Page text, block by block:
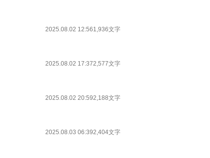
2025.08.02 12:561,936文字
2025.08.02 17:372,577文字
2025.08.02 20:592,188文字
2025.08.03 06:392,404文字